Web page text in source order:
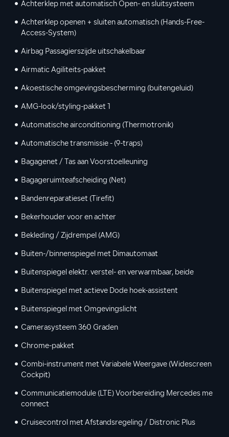
Achterklep met automatisch Open- en sluitsysteem
Achterklep openen + sluiten automatisch (Hands-Free-
Access-System)
Airbag Passagierszijde uitschakelbaar
Airmatic Agiliteits-pakket
Akoestische omgevingsbescherming (buitengeluid)
AMG-look/styling-pakket 1
Automatische airconditioning (Thermotronik)
Automatische transmissie - (9-traps)
Bagagenet / Tas aan Voorstoelleuning
Bagageruimteafscheiding (Net)
Bandenreparatieset (Tirefit)
Bekerhouder voor en achter
Bekleding / Zijdrempel (AMG)
Buiten-/binnenspiegel met Dimautomaat
Buitenspiegel elektr. verstel- en verwarmbaar, beide
Buitenspiegel met actieve Dode hoek-assistent
Buitenspiegel met Omgevingslicht
Camerasysteem 360 Graden
Chrome-pakket
Combi-instrument met Variabele Weergave (Widescreen
Cockpit)
Communicatiemodule (LTE) Voorbereiding Mercedes me
connect
Cruisecontrol met Afstandsregeling / Distronic Plus